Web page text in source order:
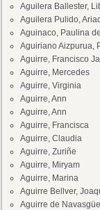
Aguilera Ballester,
Aguilera Pulido,
Aguinaco, Paulina de
Aguiriano Aizpurua,
Aguirre, Francisco
Aguirre, Mercedes
Aguirre, Virginia
Aguirre, Ann
Aguirre, Ann
Aguirre, Francisca
Aguirre, Claudia
Aguirre, Zuriñe
Aguirre, Miryam
Aguirre, Marina
Aguirre Bellver,
Aguirre de